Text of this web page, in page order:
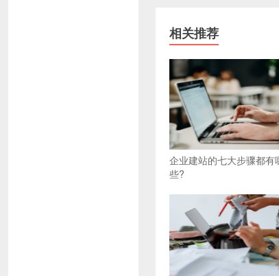
相关推荐
企业建站的七大步骤都有
些?